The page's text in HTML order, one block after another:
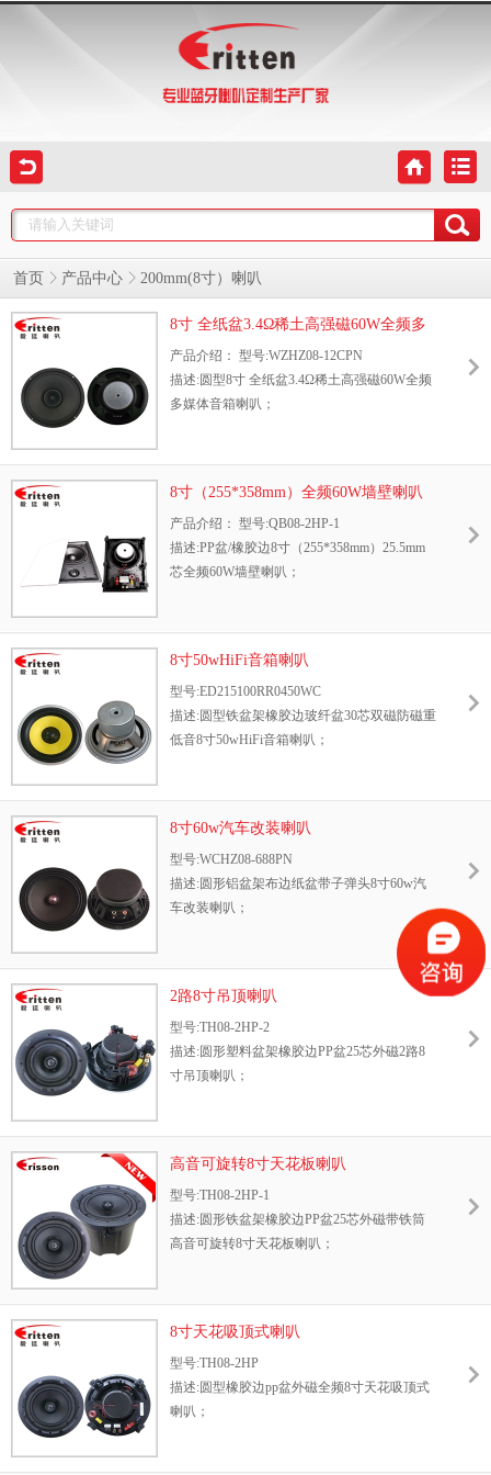
首页 产品中心 200mm(8寸）喇叭
8寸 全纸盆3.4Ω稀土高强磁60W全频多
媒体音箱喇叭
产品介绍： 型号:WZHZ08-12CPN
描述:圆型8寸 全纸盆3.4Ω稀土高强磁60W全频
多媒体音箱喇叭；
8寸（255*358mm）全频60W墙壁喇叭
产品介绍： 型号:QB08-2HP-1
描述:PP盆/橡胶边8寸（255*358mm）25.5mm
芯全频60W墙壁喇叭；
8寸50wHiFi音箱喇叭
型号:ED215100RR0450WC
描述:圆型铁盆架橡胶边玻纤盆30芯双磁防磁重
低音8寸50wHiFi音箱喇叭；
8寸60w汽车改装喇叭
型号:WCHZ08-688PN
描述:圆形铝盆架布边纸盆带子弹头8寸60w汽
车改装喇叭；
2路8寸吊顶喇叭
型号:TH08-2HP-2
描述:圆形塑料盆架橡胶边PP盆25芯外磁2路8
寸吊顶喇叭；
高音可旋转8寸天花板喇叭
型号:TH08-2HP-1
描述:圆形铁盆架橡胶边PP盆25芯外磁带铁筒
高音可旋转8寸天花板喇叭；
8寸天花吸顶式喇叭
型号:TH08-2HP
描述:圆型橡胶边pp盆外磁全频8寸天花吸顶式
喇叭；